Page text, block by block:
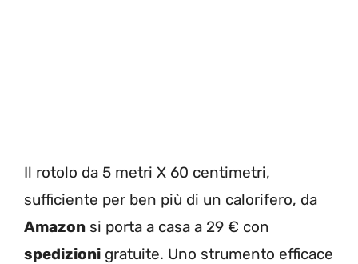
Il rotolo da 5 metri X 60 centimetri,
sufficiente per ben più di un calorifero, da
Amazon si porta a casa a 29 € con
spedizioni gratuite. Uno strumento efficace